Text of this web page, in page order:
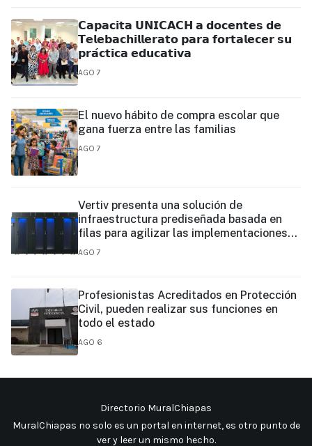
𝗖𝗮𝗽𝗮𝗰𝗶𝘁𝗮 𝗨𝗡𝗜𝗖𝗔𝗖𝗛 𝗮 𝗱𝗼𝗰𝗲𝗻𝘁𝗲𝘀 𝗱𝗲
𝗧𝗲𝗹𝗲𝗯𝗮𝗰𝗵𝗶𝗹𝗹𝗲𝗿𝗮𝘁𝗼 𝗽𝗮𝗿𝗮 𝗳𝗼𝗿𝘁𝗮𝗹𝗲𝗰𝗲𝗿 𝘀𝘂
𝗽𝗿𝗮́𝗰𝘁𝗶𝗰𝗮 𝗲𝗱𝘂𝗰𝗮𝘁𝗶𝘃𝗮
AGO 7
El nuevo hábito de compra escolar que
gana fuerza entre las familias
AGO 7
Vertiv presenta una solución de
infraestructura prediseñada basada en
filas para agilizar las implementaciones
de centros de datos en el borde y de IA en
AGO 7
Profesionistas Acreditados en Protección
Civil, pueden realizar sus funciones en
todo el estado
AGO 6
Directorio MuralChiapas
MuralChiapas no solo es un portal en internet, es otro punto de
ver y leer un mismo hecho.